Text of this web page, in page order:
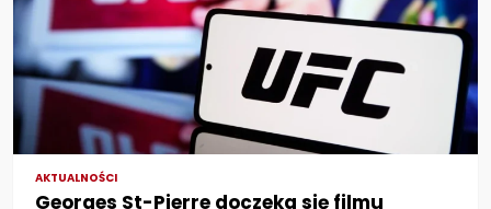
AKTUALNOŚCI
Georges St-Pierre doczeka się filmu